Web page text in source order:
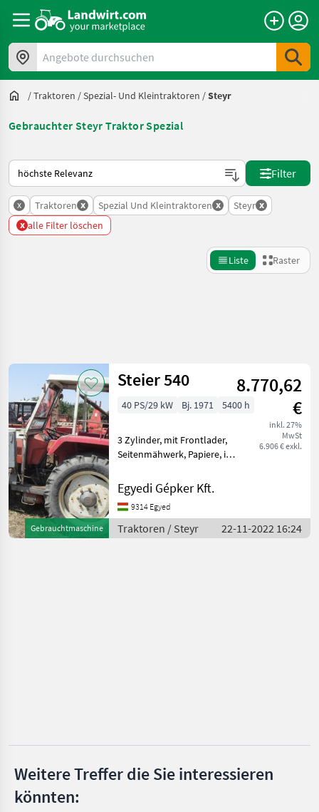
Angebote durchsuchen
/Traktoren /Spezial- Und Kleintraktoren /Steyr
Gebrauchter Steyr Traktor Spezial
So wird auf Landwirt.com sortiert
Filter
x Traktoren x Spezial Und Kleintraktoren x Steyr x
x alle Filter löschen
Liste Raster
Kategorie 4 Land Filter
AKTUELLER
PFAD
Landtechnik
Traktoren
Spezial Und
Kleintraktoren
Alle 35
anzeigen
Zurücksetzen
Ergebnisse
anzeigen
Gebrauchtmaschine
Steier 540
8.770,62
€
inkl. 27%
MwSt
6.906 € exkl.
40 PS/29 kW Bj. 1971 5400 h
3 Zylinder, mit Frontlader,
Seitenmähwerk, Papiere, in
verkaufen Traktoren
Spezial- und Kleintraktoren
Egyedi Gépker Kft.
9314 Egyed
Traktoren / Steyr 22-11-2022 16:24
Weitere Treffer die Sie interessieren
könnten: